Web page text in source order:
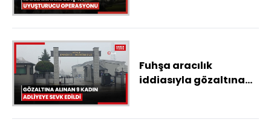
Fuhşa aracılık
iddiasıyla gözaltına